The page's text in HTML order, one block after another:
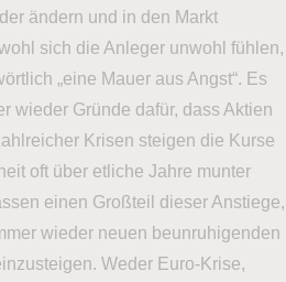
ändern und in den Markt
sich die Anleger unwohl fühlen,
„eine Mauer aus Angst“. Es
wieder Gründe dafür, dass Aktien
Krisen steigen die Kurse
oft über etliche Jahre munter
einen Großteil dieser Anstiege,
wieder neuen beunruhigenden
Weder Euro-Krise,